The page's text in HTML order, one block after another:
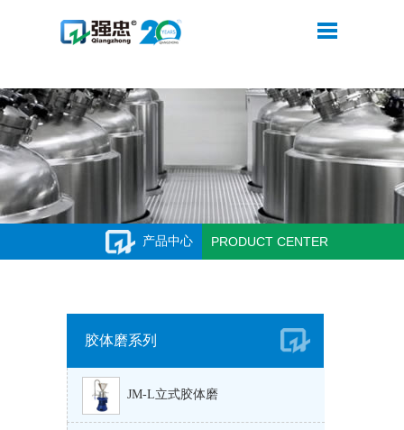
米兰网web站
产品中心 PRODUCT CENTER
胶体磨系列
JM-L立式胶体磨